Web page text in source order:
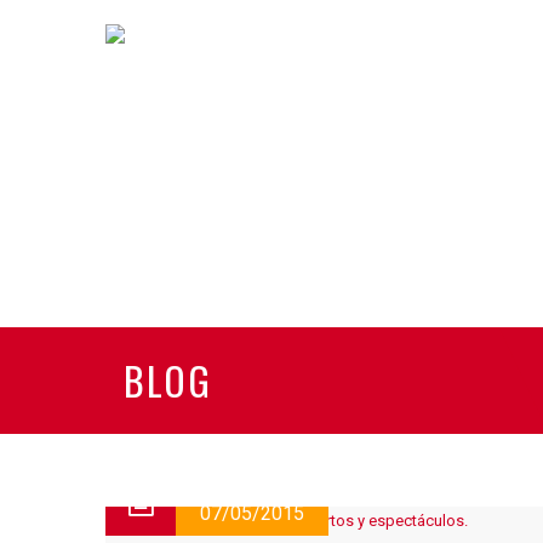
BLOG
07/05/2015